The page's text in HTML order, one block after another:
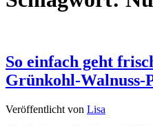
So einfach geht
Grünkohl-Walnuss-
Veröffentlicht von Lisa